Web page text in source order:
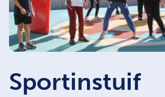
Sportinstuif